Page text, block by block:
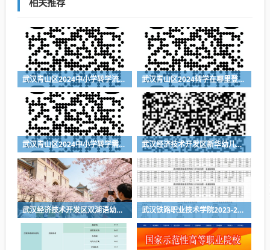
相关推荐
武汉青山区2024中小学转学流程（登记入口+时间+材料） 武汉青山区2024转学在哪里登记（登记入口+登记时间+所需材料）
武汉青山区2024中小学转学需要什么材料 武汉经济技术开发区新华幼儿园2024年秋季招生简章
武汉经济技术开发区双湖语幼儿园2024年秋季招生简章 武汉铁路职业技术学院2023-2025各省第一志愿投档线